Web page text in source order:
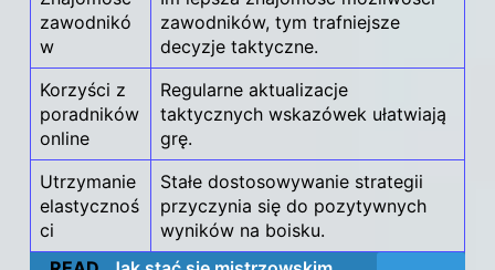
zawodnikó
w
zawodników, tym trafniejsze
decyzje taktyczne.
Korzyści z
poradników
online
Regularne aktualizacje
taktycznych wskazówek ułatwiają
grę.
Utrzymanie
elastycznoś
ci
Stałe dostosowywanie strategii
przyczynia się do pozytywnych
wyników na boisku.